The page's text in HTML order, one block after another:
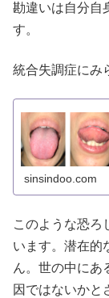
勘違いは自分自
す。
統合失調症にみ
sinsindoo.com
このような恐ろ
います。潜在的
ん。世の中にあ
因ではないかと